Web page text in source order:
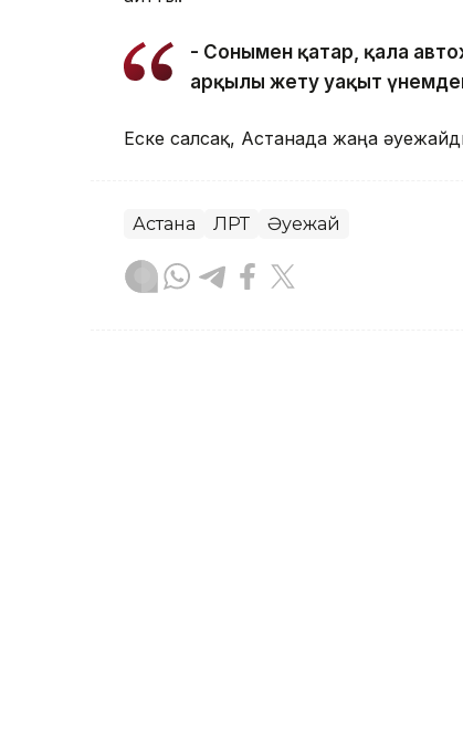
- Сонымен қатар, қала
арқылы жету уақыт
Еске салсақ, Астанада жаңа
Астана ЛРТ Әуежай